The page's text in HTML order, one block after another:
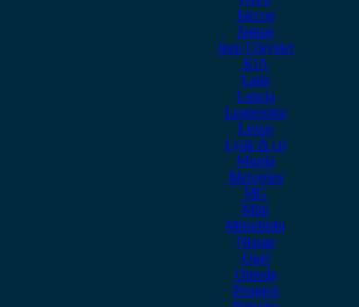
Jaecoo
Jaguar
Jeep Chrysler
KIA
Lada
Lancia
Leapmotor
Lexus
Lynk & co
Mazda
Mercedes
MG
Mini
Mitsubishi
Nissan
Opel
Omoda
Peugeot